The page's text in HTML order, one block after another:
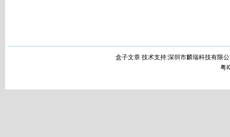
盒子文章 技术支持:深圳市麟瑞科技有限
粤